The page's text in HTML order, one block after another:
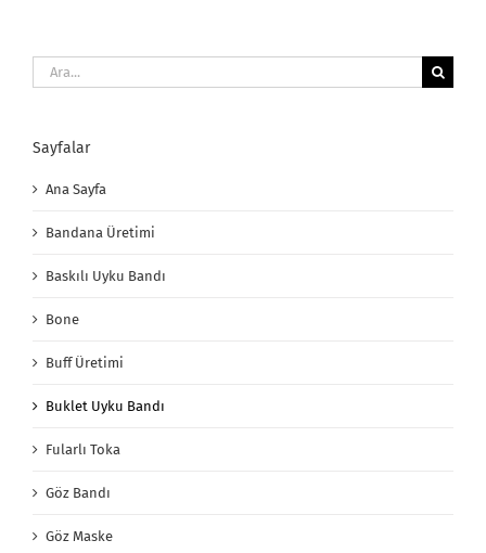
Ara:
Sayfalar
Ana Sayfa
Bandana Üretimi
Baskılı Uyku Bandı
Bone
Buff Üretimi
Buklet Uyku Bandı
Fularlı Toka
Göz Bandı
Göz Maske